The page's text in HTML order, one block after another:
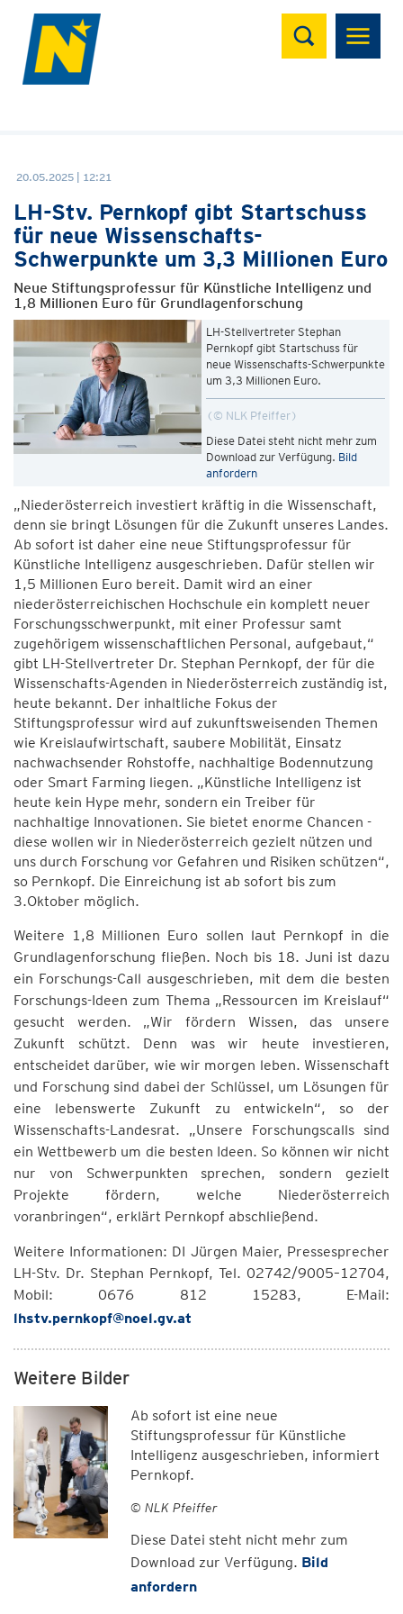
Suchen
20.05.2025 | 12:21
LH-Stv. Pernkopf gibt Startschuss
für neue Wissenschafts-
Schwerpunkte um 3,3 Millionen Euro
Neue Stiftungsprofessur für Künstliche Intelligenz und
1,8 Millionen Euro für Grundlagenforschung
LH-Stellvertreter Stephan
Pernkopf gibt Startschuss für
neue Wissenschafts-Schwerpunkte
um 3,3 Millionen Euro.
© NLK Pfeiffer
Diese Datei steht nicht mehr zum
Download zur Verfügung. Bild
anfordern
„Niederösterreich investiert kräftig in die Wissenschaft,
denn sie bringt Lösungen für die Zukunft unseres Landes.
Ab sofort ist daher eine neue Stiftungsprofessur für
Künstliche Intelligenz ausgeschrieben. Dafür stellen wir
1,5 Millionen Euro bereit. Damit wird an einer
niederösterreichischen Hochschule ein komplett neuer
Forschungsschwerpunkt, mit einer Professur samt
zugehörigem wissenschaftlichen Personal, aufgebaut,“
gibt LH-Stellvertreter Dr. Stephan Pernkopf, der für die
Wissenschafts-Agenden in Niederösterreich zuständig ist,
heute bekannt. Der inhaltliche Fokus der
Stiftungsprofessur wird auf zukunftsweisenden Themen
wie Kreislaufwirtschaft, saubere Mobilität, Einsatz
nachwachsender Rohstoffe, nachhaltige Bodennutzung
oder Smart Farming liegen. „Künstliche Intelligenz ist
heute kein Hype mehr, sondern ein Treiber für
nachhaltige Innovationen. Sie bietet enorme Chancen -
diese wollen wir in Niederösterreich gezielt nützen und
uns durch Forschung vor Gefahren und Risiken schützen“,
so Pernkopf. Die Einreichung ist ab sofort bis zum
3.Oktober möglich.
Weitere 1,8 Millionen Euro sollen laut Pernkopf in die
Grundlagenforschung fließen. Noch bis 18. Juni ist dazu
ein Forschungs-Call ausgeschrieben, mit dem die besten
Forschungs-Ideen zum Thema „Ressourcen im Kreislauf“
gesucht werden. „Wir fördern Wissen, das unsere
Zukunft schützt. Denn was wir heute investieren,
entscheidet darüber, wie wir morgen leben. Wissenschaft
und Forschung sind dabei der Schlüssel, um Lösungen für
eine lebenswerte Zukunft zu entwickeln“, so der
Wissenschafts-Landesrat. „Unsere Forschungscalls sind
ein Wettbewerb um die besten Ideen. So können wir nicht
nur von Schwerpunkten sprechen, sondern gezielt
Projekte fördern, welche Niederösterreich
voranbringen“, erklärt Pernkopf abschließend.
Weitere Informationen: DI Jürgen Maier, Pressesprecher
LH-Stv. Dr. Stephan Pernkopf, Tel. 02742/9005–12704,
Mobil: 0676 812 15283, E-Mail:
lhstv.pernkopf@noel.gv.at
Weitere Bilder
Ab sofort ist eine neue
Stiftungsprofessur für Künstliche
Intelligenz ausgeschrieben, informiert
Pernkopf.
© NLK Pfeiffer
Diese Datei steht nicht mehr zum
Download zur Verfügung. Bild
anfordern